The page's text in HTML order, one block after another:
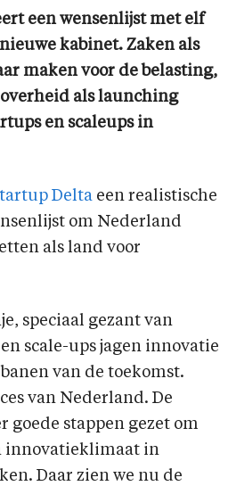
een wensenlijst met elf
kabinet. Zaken als
maken voor de belasting,
als launching
en scaleups in
Delta een realistische
om Nederland
als land voor
speciaal gezant van
scale-ups jagen innovatie
van de toekomst.
van Nederland. De
goede stappen gezet om
innovatieklimaat in
Daar zien we nu de